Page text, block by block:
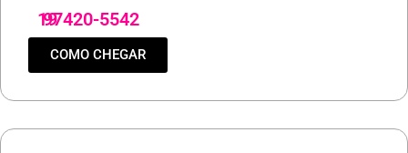
19
97420-5542
COMO CHEGAR